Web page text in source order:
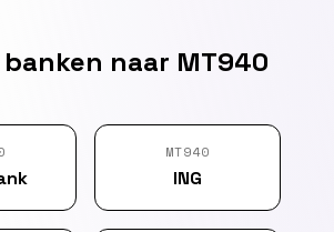
naar MT940
MT940
ING